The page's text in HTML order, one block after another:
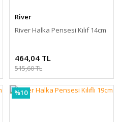
River
River Halka Pensesi Kılıf 14cm
464,04 TL
515,60 TL
%10